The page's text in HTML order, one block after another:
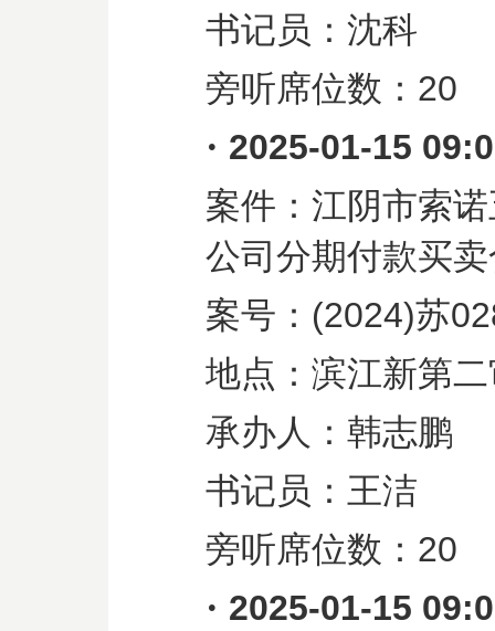
书记员：沈科
旁听席位数： 20
· 2025-01-15
案件：江阴市索
公司分期付款买
案号： (2024)苏
地点：滨江新第
承办人：韩志鹏
书记员：王洁
旁听席位数： 20
· 2025-01-15